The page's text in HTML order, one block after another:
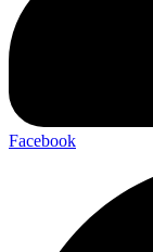
Facebook